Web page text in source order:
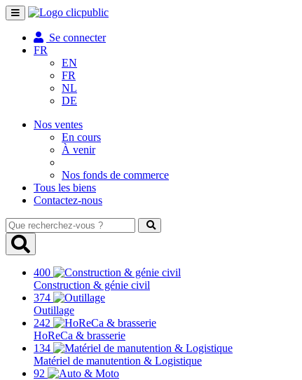
Toggle
navigation
Se connecter
FR
EN
FR
NL
DE
Nos ventes
En cours
À venir
Nos fonds de commerce
Tous les biens
Contactez-nous
Que
recherchez-
vous
400
Construction & génie civil
374
Outillage
242
HoReCa & brasserie
134
Matériel de manutention & Logistique
92